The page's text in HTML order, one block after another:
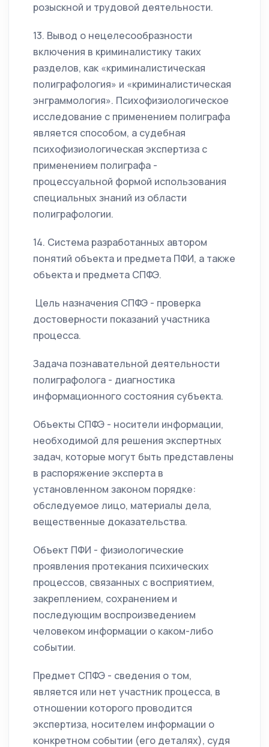
розыскной и трудовой деятельности.
13. Вывод о нецелесообразности
включения в криминалистику таких
разделов, как «криминалистическая
полиграфология» и «криминалистическая
энграммология». Психофизиологическое
исследование с применением полиграфа
является способом, а судебная
психофизиологическая экспертиза с
применением полиграфа -
процессуальной формой использования
специальных знаний из области
полиграфологии.
14. Система разработанных автором
понятий объекта и предмета ПФИ, а также
объекта и предмета СПФЭ.
Цель назначения СПФЭ - проверка
достоверности показаний участника
процесса.
Задача познавательной деятельности
полиграфолога - диагностика
информационного состояния субъекта.
Объекты СПФЭ - носители информации,
необходимой для решения экспертных
задач, которые могут быть представлены
в распоряжение эксперта в
установленном законом порядке:
обследуемое лицо, материалы дела,
вещественные доказательства.
Объект ПФИ - физиологические
проявления протекания психических
процессов, связанных с восприятием,
закреплением, сохранением и
последующим воспроизведением
человеком информации о каком-либо
событии.
Предмет СПФЭ - сведения о том,
является или нет участник процесса, в
отношении которого проводится
экспертиза, носителем информации о
конкретном событии (его деталях), судя